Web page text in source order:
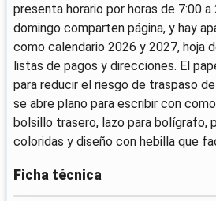
presenta horario por horas de 7:00 a
domingo comparten página, y hay
como calendario 2026 y 2027, hoja
listas de pagos y direcciones. El
para reducir el riesgo de traspaso
se abre plano para escribir con
bolsillo trasero, lazo para bolígrafo,
coloridas y diseño con hebilla que
Ficha técnica